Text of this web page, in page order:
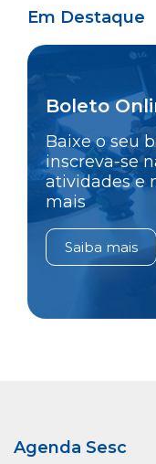
Em Destaque
Boleto
Baixe o seu
inscreva-se
atividades e
mais
Saiba mais
Agenda Sesc